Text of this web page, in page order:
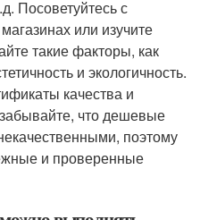
Посоветуйтесь с
или изучите
такие факторы, как
и экологичность.
качества и
что дешевые
поэтому
и проверенные